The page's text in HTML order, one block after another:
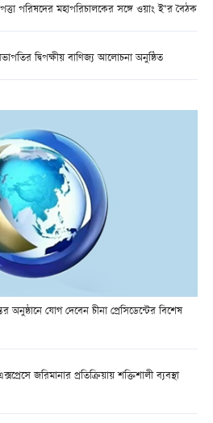
পরিষদের মহাপরিচালকের সঙ্গে ওয়াং ই’র বৈঠক
দ্বিপক্ষীয় বাণিজ্য আলোচনা অনুষ্ঠিত
অনুষ্ঠানে যোগ দেবেন চীনা প্রেসিডেন্টের বিশেষ
জরিমানার প্রতিক্রিয়ায় শক্তিশালী ব্যবস্থা